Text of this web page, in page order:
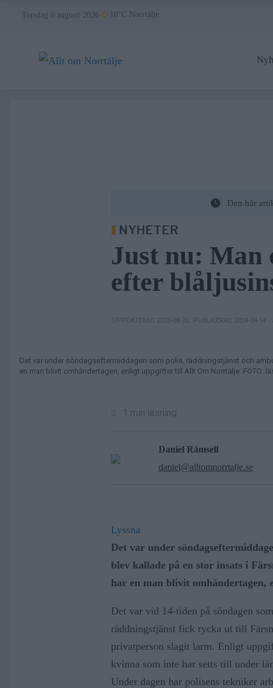
Torsdag 6 augusti 2026 16°C Norrtälje
Den här
NYHETER
Just nu: Man
efter
UPPDATERAD 2025-08-20, PUBLICERAD 2024-04-14
Det var under söndagseftermiddagen som polis, räddningstjänst och
en man blivit omhändertagen, enligt uppgifter till Allt Om Norrtälje. FOTO:
1 min läsning
Daniel Rämsell
daniel@alltomnorrtalje.se
Lyssna
Det var under
blev kallade på en stor insats i
har en man blivit
Det var vid 14-tiden på söndagen
räddningstjänst fick rycka ut till
privatperson slagit larm. Enligt
kvinna som inte har setts till under
Under dagen har polisens tekniker